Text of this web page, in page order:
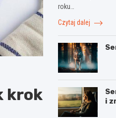
krok
roku…
Czytaj dalej
i